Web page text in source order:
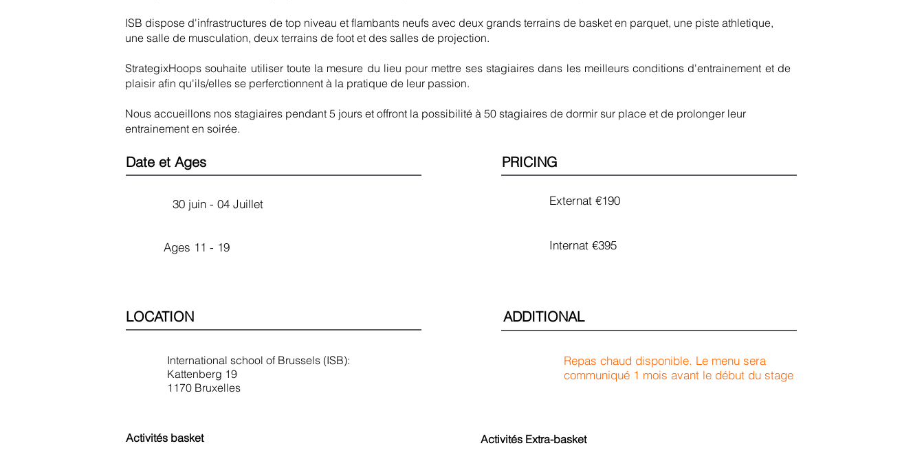
ISB dispose d'infrastructures de top niveau et flambants neufs avec deux grands terrains de basket en parquet, une piste athletique,
une salle de musculation, deux terrains de foot et des salles de projection.
StrategixHoops souhaite utiliser toute la mesure du lieu pour mettre ses stagiaires dans les meilleurs conditions d'entrainement et de
plaisir afin qu'ils/elles se perferctionnent à la pratique de leur passion.
Nous accueillons nos stagiaires pendant 5 jours et offront la possibilité à 50 stagiaires de dormir sur place et de prolonger leur
entrainement en soirée.
Date et Ages
30 juin - 04 Juillet
Ages 11 - 19
LOCATION
International school of Brussels (ISB):
Kattenberg 19
1170 Bruxelles
Activités basket
PRICING
Externat €190
Internat €395
ADDITIONAL
Repas chaud disponible. Le menu sera
communiqué 1 mois avant le début du stage
​Activités Extra-basket